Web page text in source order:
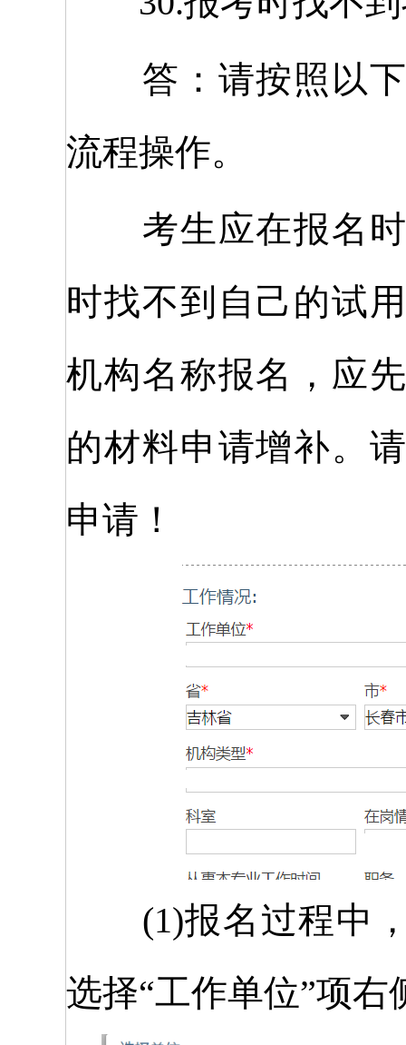
答：请按照以下
流程操作。
考生应在报名时
时找不到自己的试
机构名称报名，应
的材料申请增补。
申请！
(1)报名过程中，
选择“工作单位”项右